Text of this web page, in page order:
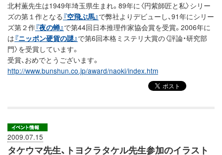
北村薫先生は1949年埼玉県生まれ。89年に〈円紫師匠と私〉シリー
ズの第１作となる 『空飛ぶ馬』で弊社よりデビューし、91年にシリー
ズ第２作『夜の蝉』で第44回日本推理作家協会賞を受賞。2006年に
は『ニッポン硬貨の謎』で第6回本格ミステリ大賞の〈評論・研究部
門〉を受賞しています。
受賞、おめでとうございます。
http://www.bunshun.co.jp/award/naoki/index.htm
2009.07.15
タケウマ先生、トヨクラタケル先生参加のイラスト